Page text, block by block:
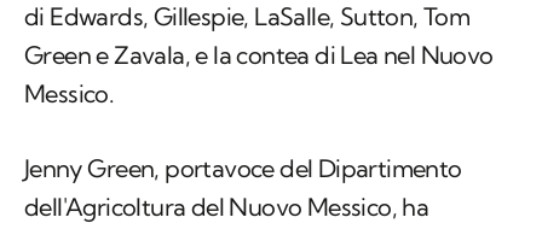
di Edwards, Gillespie, LaSalle, Sutton, Tom
Green e Zavala, e la contea di Lea nel Nuovo
Messico.
Jenny Green, portavoce del Dipartimento
dell'Agricoltura del Nuovo Messico, ha